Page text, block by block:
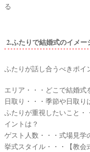
る
2.ふたりで結婚式のイメー
ふたりが話し合うべきポイ
エリア・・・どこで結婚式
日取り・・・季節や日取り
ふたりが重視したいこと・
イントは？
ゲスト人数・・・式場見学
挙式スタイル・・・【教会